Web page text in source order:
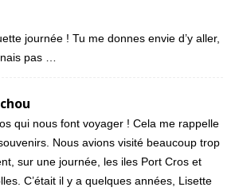
journée ! Tu me donnes envie d’y aller,
pas …
qui nous font voyager ! Cela me rappelle
Nous avions visité beaucoup trop
sur une journée, les iles Port Cros et
C’était il y a quelques années, Lisette